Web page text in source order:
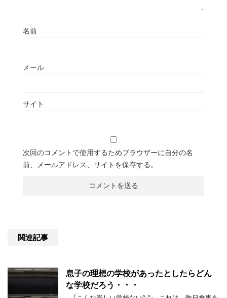
名前
メール
サイト
次回のコメントで使用するためブラウザーに自分の名
前、メールアドレス、サイトを保存する。
関連記事
息子の理想の学校があったとしたらどん
な学校だろう・・・